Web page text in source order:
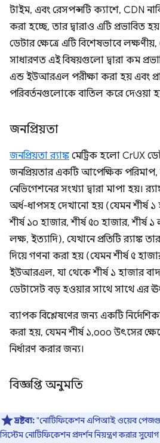
টাইম, এবং রেসপন্সটি ক্যাশে, CDN
করা হচ্ছে, তার দ্বারাও এটি প্রভাবিত
ডেটার ক্ষেত্রে এটি বিশেষভাবে লক্ষণীয়,
সাধারণত এই বিষয়গুলো দ্বারা কম
এন্ড ইউআরএল পরীক্ষা করা হয় এবং
পরিবর্তনগুলোকে বাতিল করে দেওয়া
জনপ্রিয়তা
জনপ্রিয়তা র‍্যাঙ্ক মেট্রিক হলো CrUX
জনপ্রিয়তার একটি আপেক্ষিক পরিমাপ,
নেভিগেশনের সংখ্যা দ্বারা মাপা হয়।
অর্ধ-ধাপসহ দেখানো হয় (যেমন শীর্ষ ১
শীর্ষ ১০ হাজার, শীর্ষ ৫০ হাজার, শীর্ষ ১
লক্ষ, ইত্যাদি), যেখানে প্রতিটি র‍্যাঙ্ক
দিয়ে গণনা করা হয় (যেমন শীর্ষ ৫
ইউআরএল, যা থেকে শীর্ষ ১ হাজার
ডেটাসেট বড় হওয়ার সাথে সাথে এর
ব্যাপক বিশ্লেষণের জন্য একটি
করা হয়, যেমন শীর্ষ ১,০০০ উৎসের
নির্ধারণ করার জন্য।
বিজ্ঞপ্তি অনুমতি
দ্রষ্টব্য:"নোটিফিকেশন এপিআই ওয়েব
সিস্টেম নোটিফিকেশন প্রদর্শন নিয়ন্ত্রণ করার